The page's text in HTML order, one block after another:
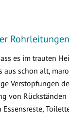
es im trauten
aus schon alt,
Verstopfungen
von